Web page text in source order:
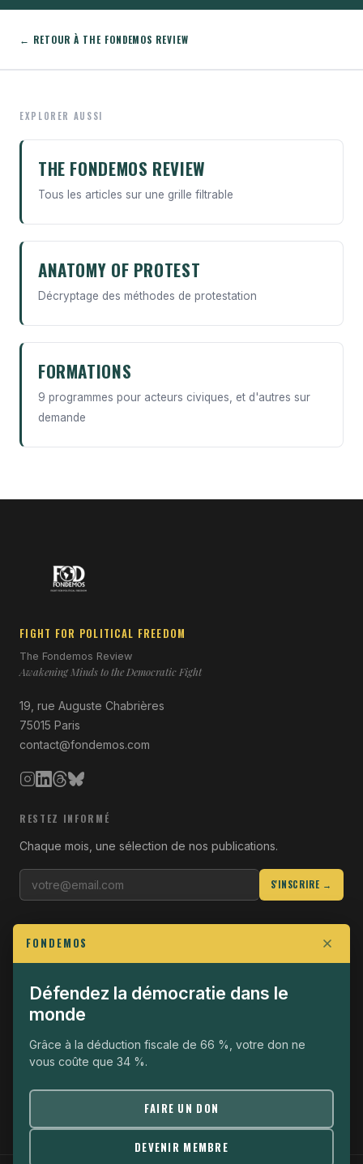
← RETOUR À THE FONDEMOS REVIEW
EXPLORER AUSSI
THE FONDEMOS REVIEW
Tous les articles sur une grille filtrable
ANATOMY OF PROTEST
Décryptage des méthodes de protestation
FORMATIONS
9 programmes pour acteurs civiques, et d'autres sur
demande
FIGHT FOR POLITICAL FREEDOM
The Fondemos Review
Awakening Minds to the Democratic Fight
19, rue Auguste Chabrières
75015 Paris
contact@fondemos.com
RESTEZ INFORMÉ
Chaque mois, une sélection de nos publications.
S'INSCRIRE →
Qui sommes-nous
Join the Fight
Opérationnel
The Fondemos Review
Mentions légales
Politique de confidentialité
FONDEMOS
Défendez la démocratie dans le
monde
Grâce à la déduction fiscale de 66 %, votre don ne
vous coûte que 34 %.
FAIRE UN DON
DEVENIR MEMBRE